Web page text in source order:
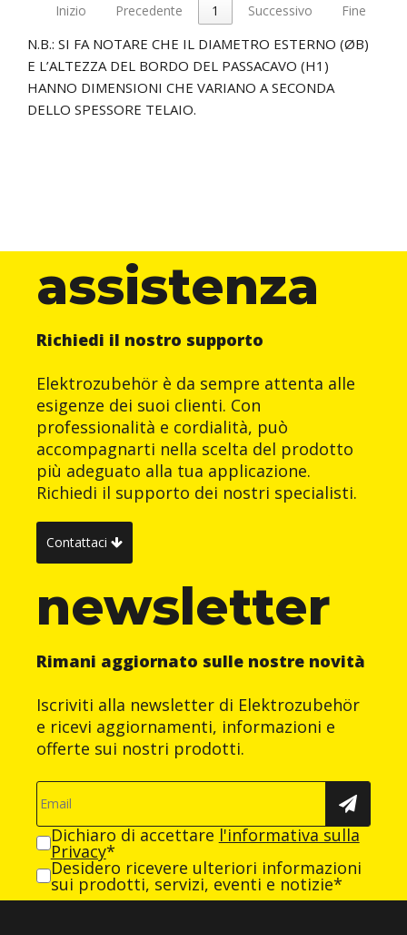
Inizio Precedente 1 Successivo Fine
N.B.: SI FA NOTARE CHE IL DIAMETRO ESTERNO (ØB)
E L’ALTEZZA DEL BORDO DEL PASSACAVO (H1)
HANNO DIMENSIONI CHE VARIANO A SECONDA
DELLO SPESSORE TELAIO.
assistenza
Richiedi il nostro supporto
Elektrozubehör è da sempre attenta alle
esigenze dei suoi clienti. Con
professionalità e cordialità, può
accompagnarti nella scelta del prodotto
più adeguato alla tua applicazione.
Richiedi il supporto dei nostri specialisti.
Contattaci
newsletter
Rimani aggiornato sulle nostre novità
Iscriviti alla newsletter di Elektrozubehör
e ricevi aggiornamenti, informazioni e
offerte sui nostri prodotti.
Dichiaro di accettare l'informativa sulla
Privacy*
Desidero ricevere ulteriori informazioni
sui prodotti, servizi, eventi e notizie*